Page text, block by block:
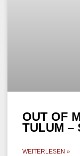
OUT OF
TULUM –
WEITERLESEN »